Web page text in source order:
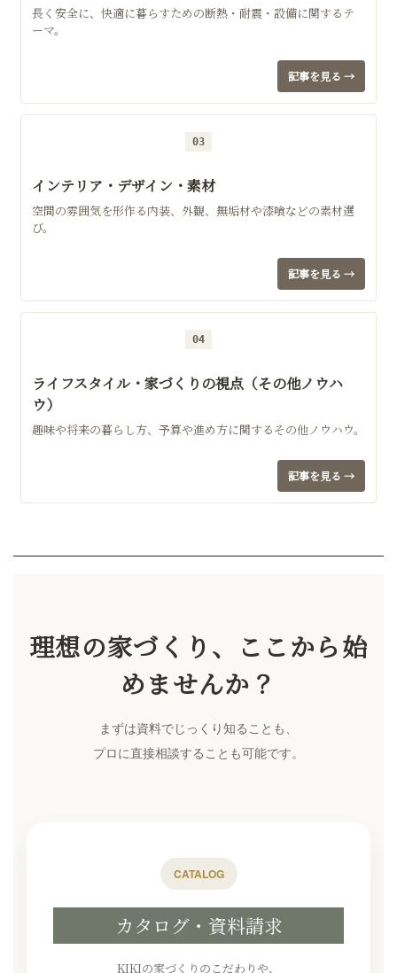
長く安全に、快適に暮らすための断熱・耐震・設備に関するテ
ーマ。
記事を見る →
03
インテリア・デザイン・素材
空間の雰囲気を形作る内装、外観、無垢材や漆喰などの素材選
び。
記事を見る →
04
ライフスタイル・家づくりの視点（その他ノウハ
ウ）
趣味や将来の暮らし方、予算や進め方に関するその他ノウハウ。
記事を見る →
理想の家づくり、ここから始
めませんか？
まずは資料でじっくり知ることも、
プロに直接相談することも可能です。
CATALOG
カタログ・資料請求
KIKIの家づくりのこだわりや、